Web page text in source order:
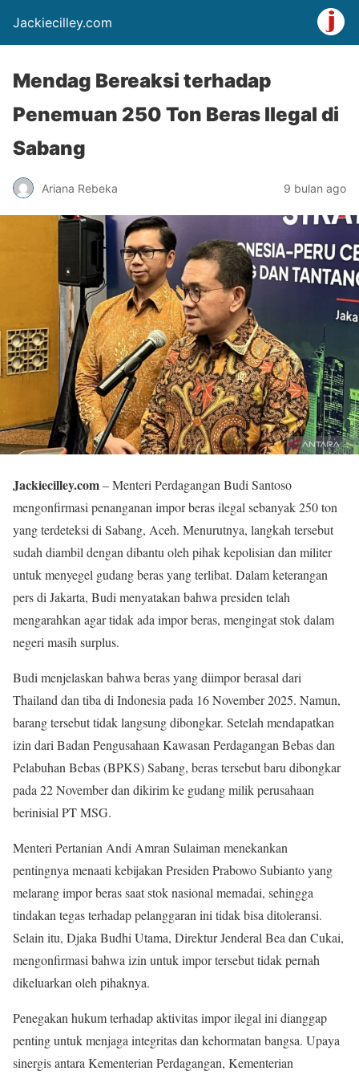
Jackiecilley.com
Mendag Bereaksi terhadap
Penemuan 250 Ton Beras Ilegal di
Sabang
Ariana Rebeka 9 bulan ago
Jackiecilley.com– Menteri Perdagangan Budi Santoso
mengonfirmasi penanganan impor beras ilegal sebanyak 250 ton
yang terdeteksi di Sabang, Aceh. Menurutnya, langkah tersebut
sudah diambil dengan dibantu oleh pihak kepolisian dan militer
untuk menyegel gudang beras yang terlibat. Dalam keterangan
pers di Jakarta, Budi menyatakan bahwa presiden telah
mengarahkan agar tidak ada impor beras, mengingat stok dalam
negeri masih surplus.
Budi menjelaskan bahwa beras yang diimpor berasal dari
Thailand dan tiba di Indonesia pada 16 November 2025. Namun,
barang tersebut tidak langsung dibongkar. Setelah mendapatkan
izin dari Badan Pengusahaan Kawasan Perdagangan Bebas dan
Pelabuhan Bebas (BPKS) Sabang, beras tersebut baru dibongkar
pada 22 November dan dikirim ke gudang milik perusahaan
berinisial PT MSG.
Menteri Pertanian Andi Amran Sulaiman menekankan
pentingnya menaati kebijakan Presiden Prabowo Subianto yang
melarang impor beras saat stok nasional memadai, sehingga
tindakan tegas terhadap pelanggaran ini tidak bisa ditoleransi.
Selain itu, Djaka Budhi Utama, Direktur Jenderal Bea dan Cukai,
mengonfirmasi bahwa izin untuk impor tersebut tidak pernah
dikeluarkan oleh pihaknya.
Penegakan hukum terhadap aktivitas impor ilegal ini dianggap
penting untuk menjaga integritas dan kehormatan bangsa. Upaya
sinergis antara Kementerian Perdagangan, Kementerian